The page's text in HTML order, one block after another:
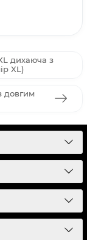
дихаюча з
XL)
довгим